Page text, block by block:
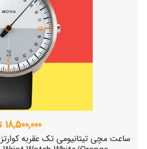
18,500,000 تومان